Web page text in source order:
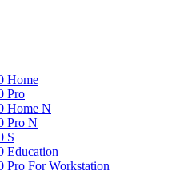
Home
Pro
Home N
Pro N
S
Education
Pro For Workstation